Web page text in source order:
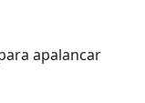
apalancar